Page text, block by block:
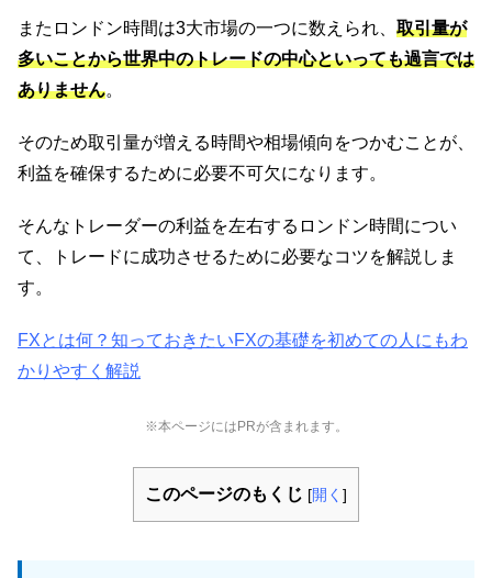
またロンドン時間は3大市場の一つに数えられ、 取引量が
多いことから世界中のトレードの中心といっても過言では
ありません。
そのため取引量が増える時間や相場傾向をつかむことが、
利益を確保するために必要不可欠になります。
そんなトレーダーの利益を左右するロンドン時間につい
て、トレードに成功させるために必要なコツを解説しま
す。
FXとは何？知っておきたいFXの基礎を初めての人にもわ
かりやすく解説
※本ページにはPRが含まれます。
このページのもくじ [開く ]